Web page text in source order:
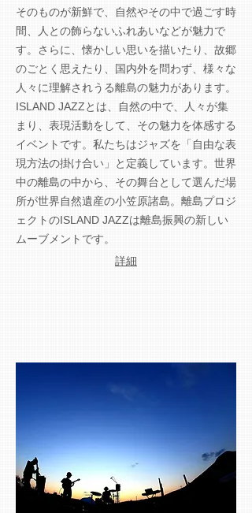
そのものが新鮮で、自然やその中で過ごす時
間、人との飾らないふれあいなどが魅力で
す。さらに、懐かしい思いを描いたり、故郷
のごとく思えたり、国内外を問わず、様々な
人々に理解されうる離島の魅力があります。
ISLAND JAZZとは、自然の中で、人々が集
まり、表現活動をして、その魅力を体感する
イベントです。私たちはジャズを「自由な表
現方法の掛け合い」と定義しています。世界
中の離島の中から、その舞台として選んだ場
所が世界自然遺産の小笠原諸島。離島プロジ
ェクトのISLAND JAZZは離島振興の新しい
ムーブメントです。
​詳細